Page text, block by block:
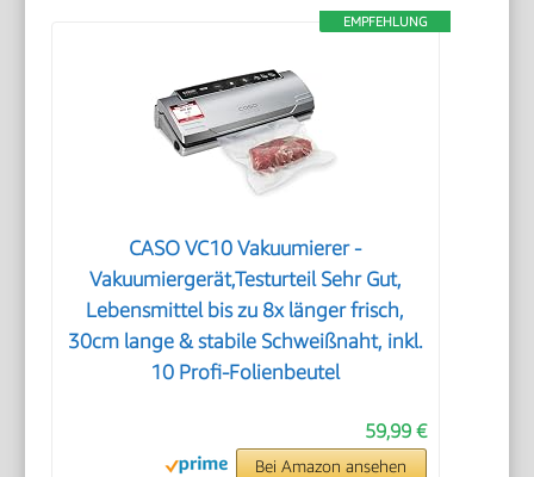
EMPFEHLUNG
CASO VC10 Vakuumierer -
Vakuumiergerät,Testurteil Sehr Gut,
Lebensmittel bis zu 8x länger frisch,
30cm lange & stabile Schweißnaht, inkl.
10 Profi-Folienbeutel
59,99 €
Bei Amazon ansehen